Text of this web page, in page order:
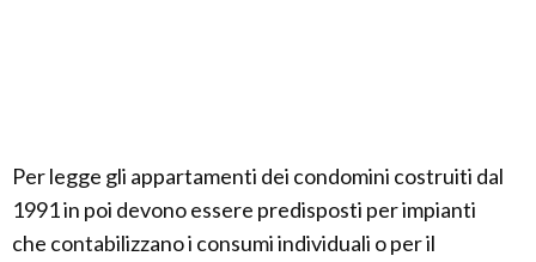
Per legge gli appartamenti dei condomini costruiti dal
1991 in poi devono essere predisposti per impianti
che contabilizzano i consumi individuali o per il